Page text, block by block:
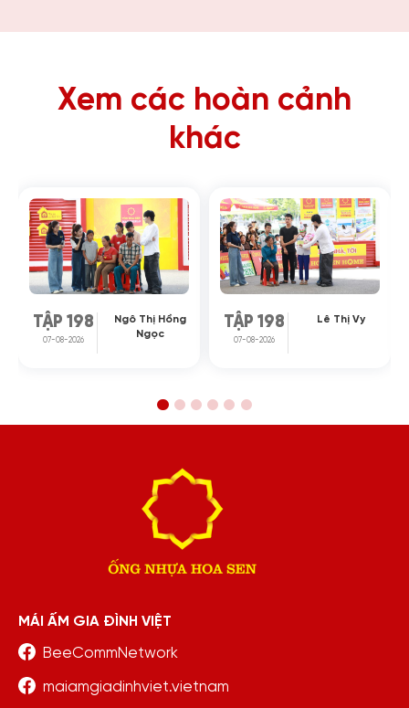
Xem các hoàn cảnh
khác
TẬP 198
07-08-2026
Ngô Thị Hồng
Ngọc
TẬP 198
07-08-2026
Lê Thị Vy
MÁI ẤM GIA ĐÌNH VIỆT
BeeCommNetwork
maiamgiadinhviet.vietnam